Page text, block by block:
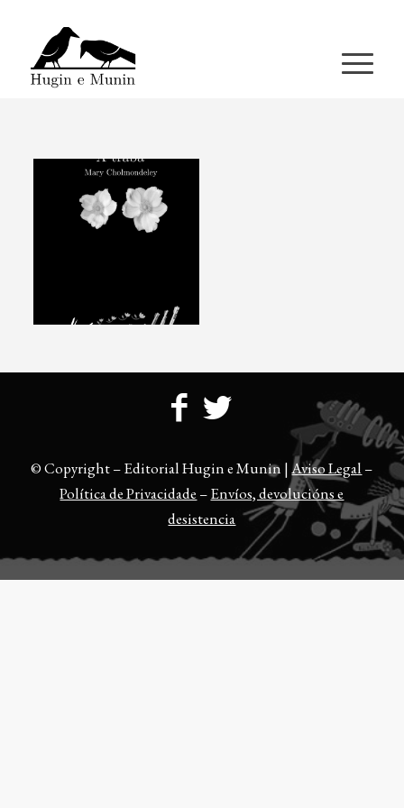
© Copyright – Editorial Hugin e Munin |Aviso Legal –
Política de Privacidade –Envíos, devolucións e
desistencia